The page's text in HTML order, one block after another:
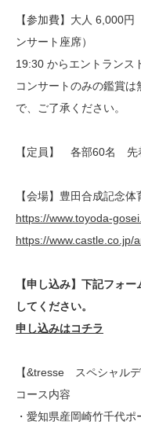
【参加費】大人 6,000
ンサート座席）
19:30 からエントランス
コンサートのみの鑑賞
で、ご了承ください。
【定員】 各部60名 先
【会場】豊田合成記念
https://www.toyoda-
https://www.castle.co.jp/
【申し込み】下記フォ
してください。
申し込みはコチラ
【&tresse スペシャルデ
コース内容
・愛知県産岡崎竹千代